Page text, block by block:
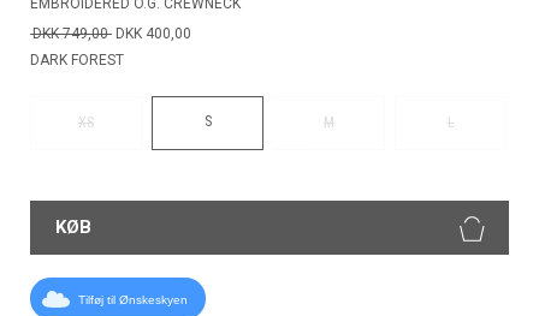
DKK 749,00 DKK 400,00
DARK FOREST
XS S M L
KØB
Tilføj til Ønskeskyen